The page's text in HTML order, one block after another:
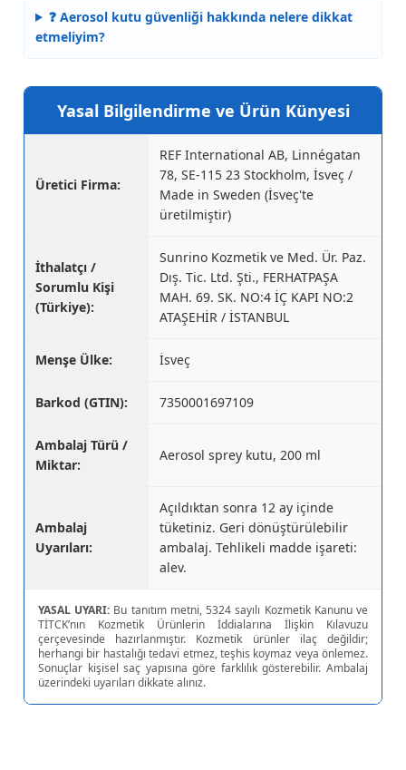
❓ Aerosol kutu güvenliği hakkında nelere dikkat
etmeliyim?
Yasal Bilgilendirme ve Ürün Künyesi
Üretici Firma:
REF International AB, Linnégatan
78, SE-115 23 Stockholm, İsveç /
Made in Sweden (İsveç'te
üretilmiştir)
İthalatçı /
Sorumlu Kişi
(Türkiye):
Sunrino Kozmetik ve Med. Ür. Paz.
Dış. Tic. Ltd. Şti., FERHATPAŞA
MAH. 69. SK. NO:4 İÇ KAPI NO:2
ATAŞEHİR / İSTANBUL
Menşe Ülke: İsveç
Barkod (GTIN): 7350001697109
Ambalaj Türü /
Miktar:
Aerosol sprey kutu, 200 ml
Ambalaj
Uyarıları:
Açıldıktan sonra 12 ay içinde
tüketiniz. Geri dönüştürülebilir
ambalaj. Tehlikeli madde işareti:
alev.
YASAL UYARI: Bu tanıtım metni, 5324 sayılı Kozmetik Kanunu ve
TİTCK’nın Kozmetik Ürünlerin İddialarına İlişkin Kılavuzu
çerçevesinde hazırlanmıştır. Kozmetik ürünler ilaç değildir;
herhangi bir hastalığı tedavi etmez, teşhis koymaz veya önlemez.
Sonuçlar kişisel saç yapısına göre farklılık gösterebilir. Ambalaj
üzerindeki uyarıları dikkate alınız.